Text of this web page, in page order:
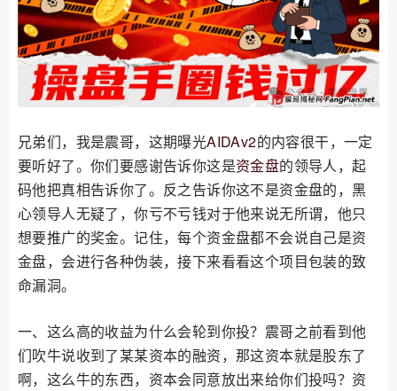
兄弟们，我是震哥，这期曝光AIDAv2的内容很干，一定
要听好了。你们要感谢告诉你这是资金盘的领导人，起
码他把真相告诉你了。反之告诉你这不是资金盘的，黑
心领导人无疑了，你亏不亏钱对于他来说无所谓，他只
想要推广的奖金。记住，每个资金盘都不会说自己是资
金盘，会进行各种伪装，接下来看看这个项目包装的致
命漏洞。
一、这么高的收益为什么会轮到你投？震哥之前看到他
们吹牛说收到了某某资本的融资，那这资本就是股东了
啊，这么牛的东西，资本会同意放出来给你们投吗？资